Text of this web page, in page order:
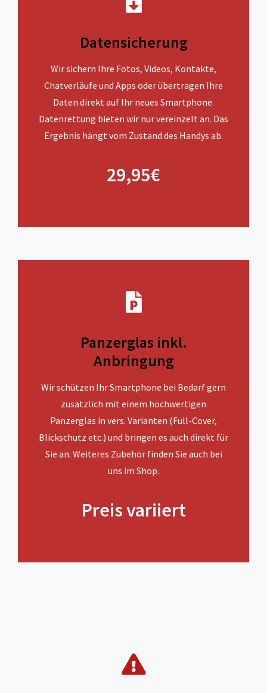
Datensicherung
Wir sichern Ihre Fotos, Videos, Kontakte,
Chatverläufe und Apps oder übertragen Ihre
Daten direkt auf Ihr neues Smartphone.
Datenrettung bieten wir nur vereinzelt an. Das
Ergebnis hängt vom Zustand des Handys ab.
29,95€
Panzerglas inkl.
Anbringung
Wir schützen Ihr Smartphone bei Bedarf gern
zusätzlich mit einem hochwertigen
Panzerglas in vers. Varianten (Full-Cover,
Blickschutz etc.) und bringen es auch direkt für
Sie an. Weiteres Zubehör finden Sie auch bei
uns im Shop.
Preis variiert